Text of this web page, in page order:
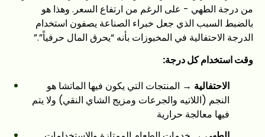
من درجة الطهي - على الرغم من ارتفاع السعر. وهذا هو
بالضبط السبب الذي جعل خبراء الصناعة يصفون استخدام
الدرجة الاحتفالية في المخبوزات بأنه “يحرق المال حرفياً”.”
وقت استخدام كل درجة:
الاحتفالية → المنتجات التي يكون فيها الماتشا هو
النجم (اللاتيه والجرعات ومزيج الشاي النقي) ولا يتم
فيها معالجة حرارية